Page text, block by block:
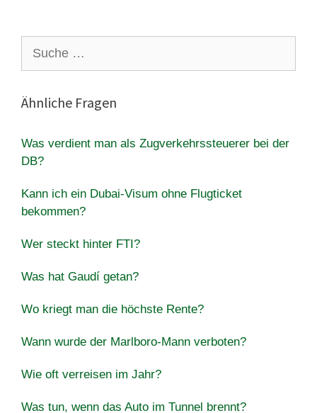
nach:
Ähnliche Fragen
Was verdient man als Zugverkehrssteuerer bei der
DB?
Kann ich ein Dubai-Visum ohne Flugticket
bekommen?
Wer steckt hinter FTI?
Was hat Gaudí getan?
Wo kriegt man die höchste Rente?
Wann wurde der Marlboro-Mann verboten?
Wie oft verreisen im Jahr?
Was tun, wenn das Auto im Tunnel brennt?